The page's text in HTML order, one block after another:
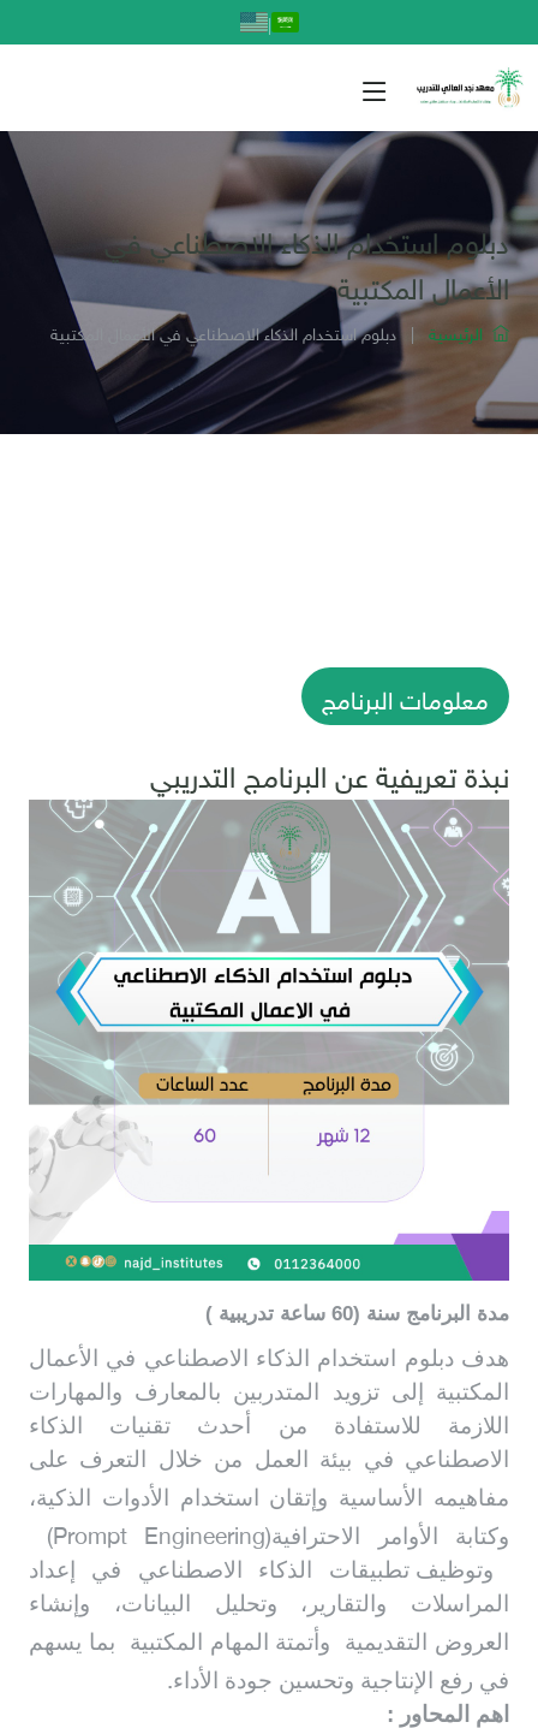
|
دبلوم استخدام الذكاء الاصطناعي في
الأعمال المكتبية
الرئيسية | دبلوم استخدام الذكاء الاصطناعي في الأعمال المكتبية
معلومات البرنامج
نبذة تعريفية عن البرنامج التدريبي
مدة البرنامج سنة (60 ساعة تدريبية )
هدف دبلوم استخدام الذكاء الاصطناعي في الأعمال
المكتبية إلى تزويد المتدربين بالمعارف والمهارات
اللازمة للاستفادة من أحدث تقنيات الذكاء
الاصطناعي في بيئة العمل من خلال التعرف على
مفاهيمه الأساسية وإتقان استخدام الأدوات الذكية،
وكتابة الأوامر الاحترافية(Prompt Engineering)
وتوظيف تطبيقات الذكاء الاصطناعي في إعداد
المراسلات والتقارير، وتحليل البيانات، وإنشاء
العروض التقديمية
وأتمتة المهام المكتبية
بما يسهم
في رفع الإنتاجية وتحسين جودة الأداء.
اهم المحاور :